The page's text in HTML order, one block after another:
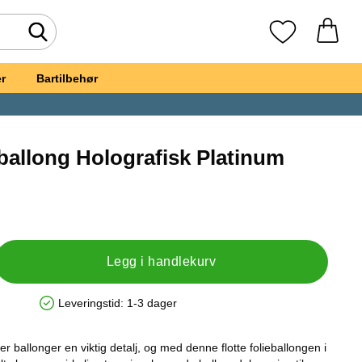
Søk Mine favoritter
Bartilbehør
Holografisk Platinum
Legg i handlekurv
Produkttilgjengelighet: På lager
Leveringstid: 1-3 dager
ballonger en viktig detalj, og med denne flotte folieballongen i